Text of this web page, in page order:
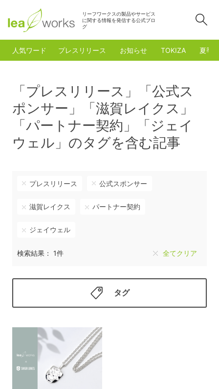
リーフワークスの製品やサービス
に関する情報を発信する公式ブロ
グ
人気ワード プレスリリース お知らせ TOKIZA 夏季
「プレスリリース」「公式ス
ポンサー」「滋賀レイクス」
「パートナー契約」「ジェイ
ウェル」のタグを含む記事
プレスリリース 公式スポンサー
滋賀レイクス パートナー契約
ジェイウェル
検索結果： 1件 全てクリア
タグ